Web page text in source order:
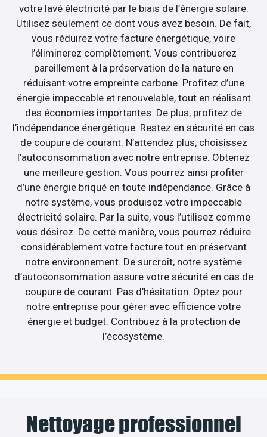
votre lavé électricité par le biais de l’énergie solaire.
Utilisez seulement ce dont vous avez besoin. De fait,
vous réduirez votre facture énergétique, voire
l’éliminerez complètement. Vous contribuerez
pareillement à la préservation de la nature en
réduisant votre empreinte carbone. Profitez d’une
énergie impeccable et renouvelable, tout en réalisant
des économies importantes. De plus, profitez de
l’indépendance énergétique. Restez en sécurité en cas
de coupure de courant. N’attendez plus, choisissez
l’autoconsommation avec notre entreprise. Obtenez
une meilleure gestion. Vous pourrez ainsi profiter
d’une énergie briqué en toute indépendance. Grâce à
notre système, vous produisez votre impeccable
électricité solaire. Par la suite, vous l’utilisez comme
vous désirez. De cette manière, vous pourrez réduire
considérablement votre facture tout en préservant
notre environnement. De surcroît, notre système
d’autoconsommation assure votre sécurité en cas de
coupure de courant. Pas d’hésitation. Optez pour
notre entreprise pour gérer avec efficience votre
énergie et budget. Contribuez à la protection de
l’écosystème.
Nettoyage professionnel